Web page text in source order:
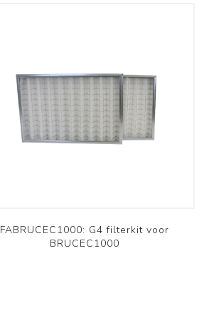
FABRUCEC1000: G4 filterkit voor
BRUCEC1000